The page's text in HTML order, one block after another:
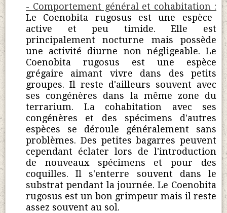
- Comportement général et cohabitation :
Le Coenobita rugosus est une espèce
active et peu timide. Elle est
principalement nocturne mais possède
une activité diurne non négligeable. Le
Coenobita rugosus est une espèce
grégaire aimant vivre dans des petits
groupes. Il reste d'ailleurs souvent avec
ses congénères dans la même zone du
terrarium. La cohabitation avec ses
congénères et des spécimens d'autres
espèces se déroule généralement sans
problèmes. Des petites bagarres peuvent
cependant éclater lors de l'introduction
de nouveaux spécimens et pour des
coquilles. Il s'enterre souvent dans le
substrat pendant la journée. Le Coenobita
rugosus est un bon grimpeur mais il reste
assez souvent au sol.